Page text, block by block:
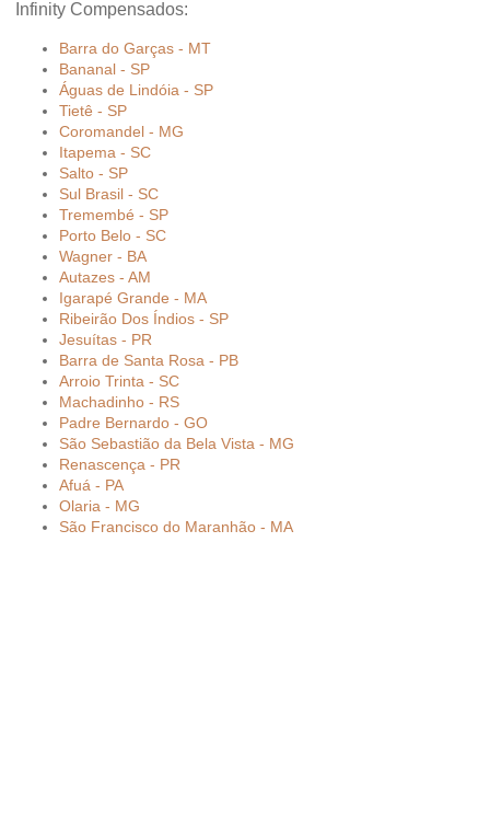
Infinity Compensados:
Barra do Garças - MT
Bananal - SP
Águas de Lindóia - SP
Tietê - SP
Coromandel - MG
Itapema - SC
Salto - SP
Sul Brasil - SC
Tremembé - SP
Porto Belo - SC
Wagner - BA
Autazes - AM
Igarapé Grande - MA
Ribeirão Dos Índios - SP
Jesuítas - PR
Barra de Santa Rosa - PB
Arroio Trinta - SC
Machadinho - RS
Padre Bernardo - GO
São Sebastião da Bela Vista - MG
Renascença - PR
Afuá - PA
Olaria - MG
São Francisco do Maranhão - MA